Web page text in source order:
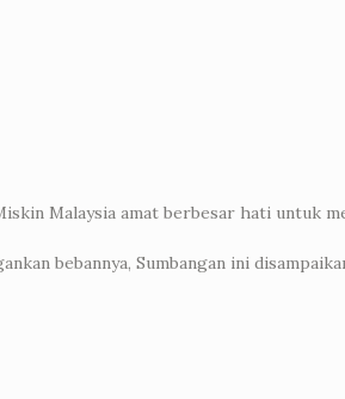
Malaysia amat berbesar hati untuk
bebannya, Sumbangan ini